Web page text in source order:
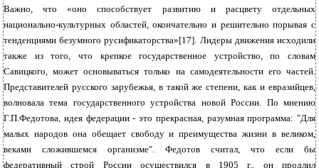
Важно, что «оно способствует развитию и расцвету отдельных
национально-культурных областей, окончательно и решительно порывая с
тенденциями безумного русификаторства»[17]. Лидеры движения исходили
также из того, что крепкое государственное устройство, по словам
Савицкого, может основываться только на самодеятельности его частей.
Представителей русского зарубежья, в такой же степени, как и евразийцев,
волновала тема государственного устройства новой России. По мнению
Г.П.Федотова, идея федерации - это прекрасная, разумная программа: "Для
малых народов она обещает свободу и преимущества жизни в великом,
веками сложившемся организме". Федотов считал, что если бы
федеративный строй России осуществился в 1905 г., он продлил